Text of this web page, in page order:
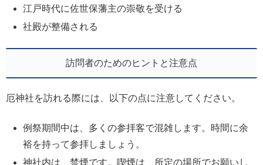
江戸時代に佐世保藩主の崇敬を受ける
社殿が整備される
訪問者のためのヒントと注意点
厄神社を訪れる際には、以下の点に注意してください。
例祭期間中は、多くの参拝客で混雑します。時間に余
裕を持って参拝しましょう。
神社内は、禁煙です。喫煙は、所定の場所でお願いし